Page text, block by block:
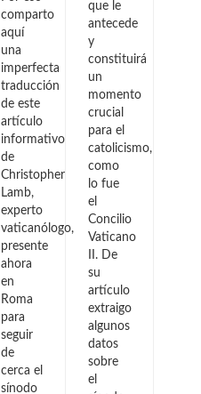
comparto
aquí
una
imperfecta
traducción
de este
artículo
informativo
de
Christopher
Lamb,
experto
vaticanólogo,
presente
ahora
en
Roma
para
seguir
de
cerca el
sínodo
que le
antecede
y
constituirá
un
momento
crucial
para el
catolicismo,
como
lo fue
el
Concilio
Vaticano
II. De
su
artículo
extraigo
algunos
datos
sobre
el